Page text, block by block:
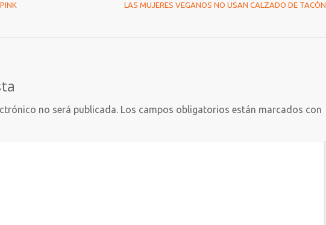
LAS MUJERES VEGANOS NO USAN CALZADO DE TACÓN
no será publicada. Los campos obligatorios están marcados con